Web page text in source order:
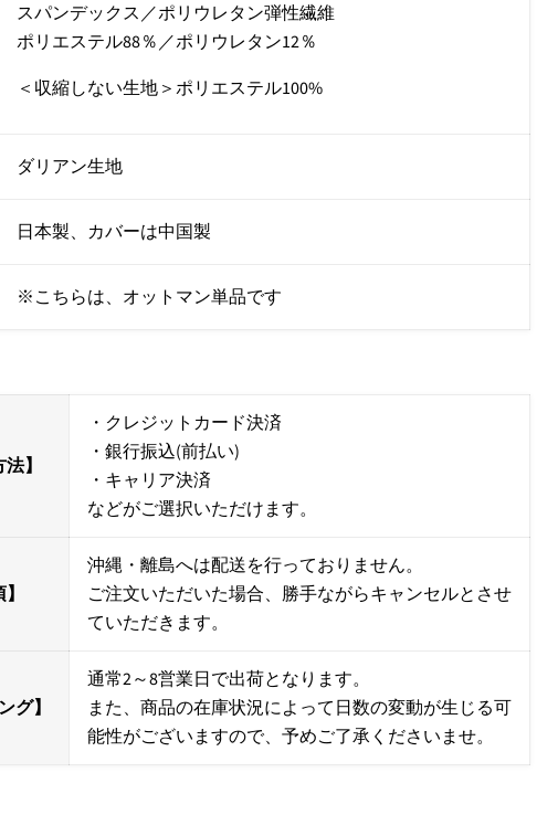
スパンデックス／ポリウレタン弾性繊維
ポリエステル88％／ポリウレタン12％
＜収縮しない生地＞ポリエステル100%
ダリアン生地
日本製、カバーは中国製
※こちらは、オットマン単品です
】
・クレジットカード決済
・銀行振込(前払い)
・キャリア決済
などがご選択いただけます。
沖縄・離島へは配送を行っておりません。
ご注文いただいた場合、勝手ながらキャンセルとさせ
ていただきます。
グ】
通常2～8営業日で出荷となります。
また、商品の在庫状況によって日数の変動が生じる可
能性がございますので、予めご了承くださいませ。